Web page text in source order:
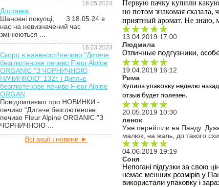
18.05.2024
Доставка
Шановні покупці, З 18.05.24 в
нас на невизначений час
змінюються ...
16.03.2023
Скоро в наявності!печиво "Дитяче
безглютенове печиво Fleur Alpine
ORGANIC "З ЧОРНИЧНОЮ
НАЧИНКОЮ" 132г. і Дитяче
безглютенове печиво Fleur Alpine
ORGAN
Повідомляємо про НОВИНКИ -
печиво "Дитяче безглютенове
печиво Fleur Alpine ORGANIC "З
ЧОРНИЧНОЮ ...
Всі акції і новини ►
Первую пачку купили
но потом знакомая сказала,
приятный аромат. Не знаю,
13.04.2019 17:00
Людмила
Отличные подгузники,
19.04.2019 16:12
Рима
Купила упаковку неделю
отзыв будет полезен.
20.05.2019 10:30
ленок
Уже перейшли на Панду. Дуже
малюк, на жаль, до такого
04.06.2019 19:19
Соня
Непогані підгузки за свою
немає менших розмірів у
використали упаковку і